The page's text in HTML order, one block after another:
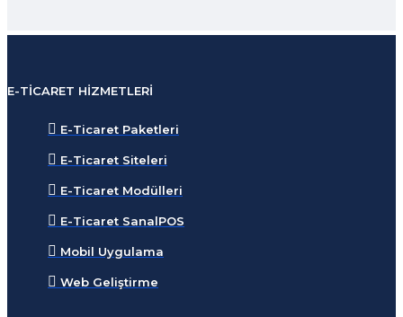
E-TICARET HIZMETLERI
E-Ticaret Paketleri
E-Ticaret Siteleri
E-Ticaret Modülleri
E-Ticaret SanalPOS
Mobil Uygulama
Web Geliştirme